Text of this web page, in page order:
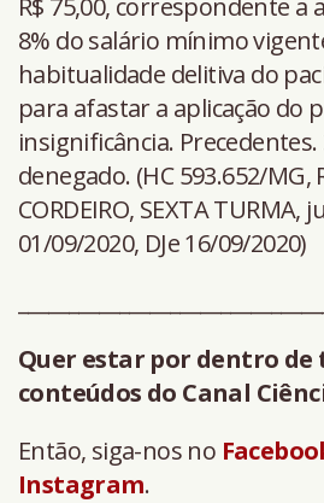
8% do salário mínimo
habitualidade delitiva do
para afastar a aplicação do
insignificância.
denegado. (HC 593.652/MG,
CORDEIRO, SEXTA TURMA,
01/09/2020, DJe 16/09/2020)
Quer estar por dentro de
conteúdos do Canal
Então, siga-nos no
Instagram.